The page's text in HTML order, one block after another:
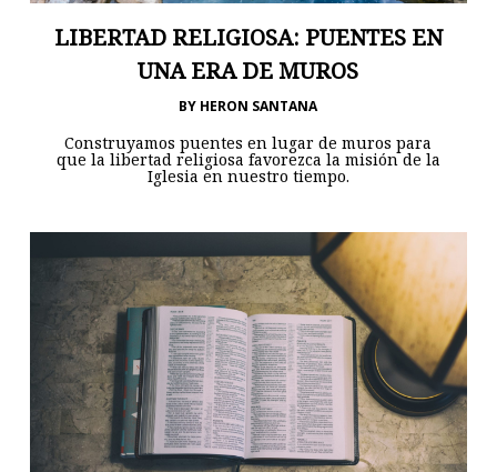
LIBERTAD RELIGIOSA: PUENTES EN
UNA ERA DE MUROS
BY HERON SANTANA
Construyamos puentes en lugar de muros para
que la libertad religiosa favorezca la misión de la
Iglesia en nuestro tiempo.